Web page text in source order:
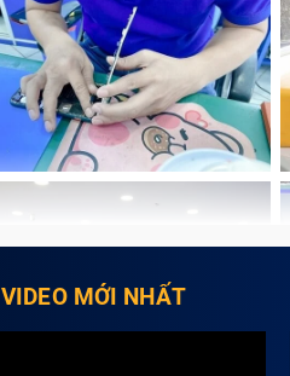
VIDEO MỚI NHẤT